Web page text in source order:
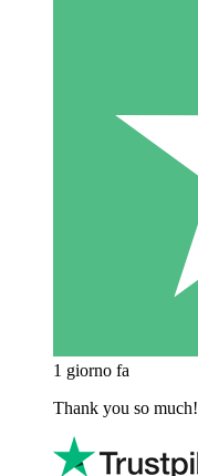
1 giorno fa
Thank you so much!